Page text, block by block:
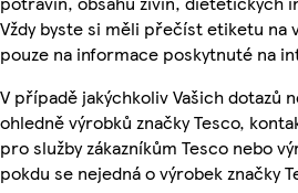
Vždy byste si měli přečíst etiketu na
pouze na informace poskytnuté na
V případě jakýchkoliv Vašich dotazů
ohledně výrobků značky Tesco,
pro služby zákazníkům Tesco nebo
pokdu se nejedná o výrobek značky